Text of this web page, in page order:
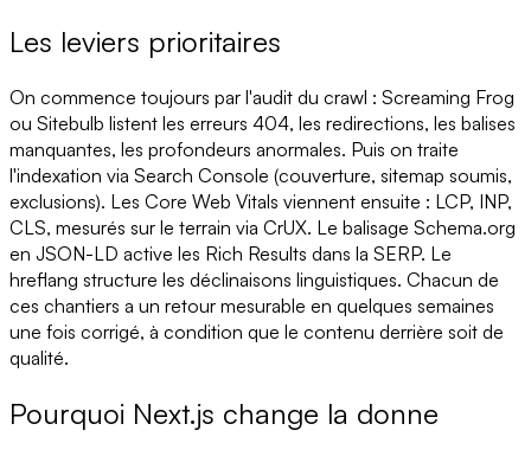
Les leviers prioritaires
On commence toujours par l'audit du crawl : Screaming Frog
ou Sitebulb listent les erreurs 404, les redirections, les balises
manquantes, les profondeurs anormales. Puis on traite
l'indexation via Search Console (couverture, sitemap soumis,
exclusions). Les Core Web Vitals viennent ensuite : LCP, INP,
CLS, mesurés sur le terrain via CrUX. Le balisage Schema.org
en JSON-LD active les Rich Results dans la SERP. Le
hreflang structure les déclinaisons linguistiques. Chacun de
ces chantiers a un retour mesurable en quelques semaines
une fois corrigé, à condition que le contenu derrière soit de
qualité.
Pourquoi Next.js change la donne